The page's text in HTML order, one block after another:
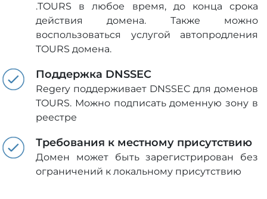
.TOURS в любое время, до конца срока
действия домена. Также можно
воспользоваться услугой автопродления
TOURS домена.
Поддержка DNSSEC
Regery поддерживает DNSSEC для доменов
TOURS. Можно подписать доменную зону в
реестре
Требования к местному присутствию
Домен может быть зарегистрирован без
ограничений к локальному присутствию